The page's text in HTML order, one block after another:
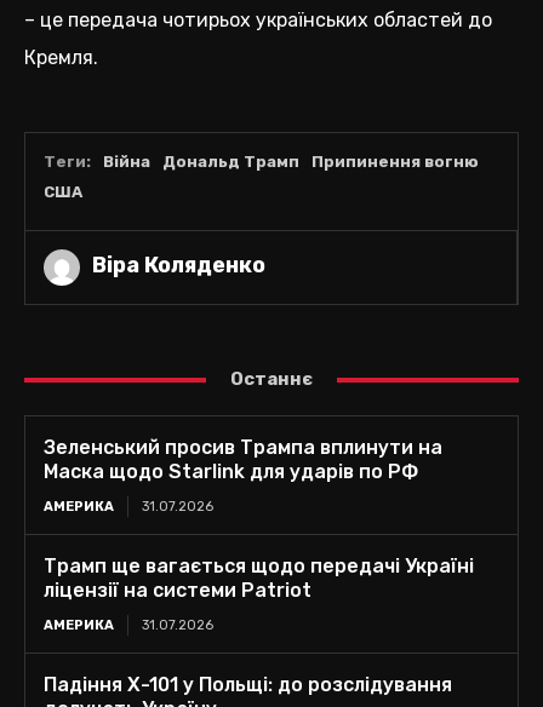
– це передача чотирьох українських областей до
Кремля.
Віра Коляденко
Теги: Війна Дональд Трамп
Припинення вогню
США
Останнє
Зеленський просив Трампа вплинути на
Маска щодо Starlink для ударів по РФ
АМЕРИКА 31.07.2026
Трамп ще вагається щодо передачі Україні
ліцензії на системи Patriot
АМЕРИКА 31.07.2026
Падіння Х-101 у Польщі: до розслідування